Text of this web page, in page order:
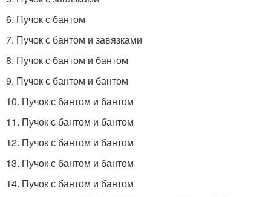
6. Пучок с бантом
7. Пучок с бантом и завязками
8. Пучок с бантом и бантом
9. Пучок с бантом и бантом
10. Пучок с бантом и бантом
11. Пучок с бантом и бантом
12. Пучок с бантом и бантом
13. Пучок с бантом и бантом
14. Пучок с бантом и бантом